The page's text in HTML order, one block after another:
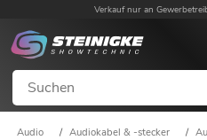
Verkauf nur an
Audio / Audiokabel & -stecker /